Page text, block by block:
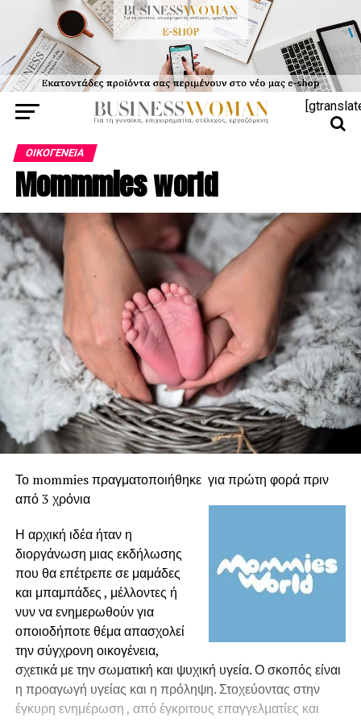
ΟΙΚΟΓΈΝΕΙΑ
Mommmies world
Το mommies πραγματοποιήθηκε για πρώτη φορά πριν
από 3 χρόνια
Η αρχική ιδέα ήταν η
διοργάνωση μιας εκδήλωσης
που θα επέτρεπε σε μαμάδες
και μπαμπάδες , μέλλοντες ή
νυν να ενημερωθούν για
οποιοδήποτε θέμα απασχολεί
την σύγχρονη οικογένεια,
σχετικά με την σωματική και ψυχική υγεία. Ο σκοπός είναι
η προαγωγή υγείας και η πρόληψη. Στοχεύοντας στην
έγκυρη ενημέρωση , από έγκριτους επαγγελματίες και